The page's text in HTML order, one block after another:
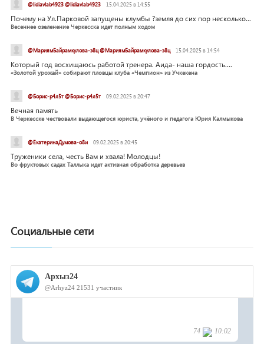
@lidiavlab4923 @lidiavlab4923 15.04.2025 в 14:55
Почему на Ул.Парковой запущены клумбы ?земля до сих пор несколько...
Весеннее озеленение Черкесска идет полным ходом
@МариямБайрамкулова-э8ц @МариямБайрамкулова-э8ц 15.04.2025 в 14:54
Который год восхищаюсь работой тренера. Аида- наша гордость....
«Золотой урожай» собирают пловцы клуба «Чемпион» из Учкекена
@Борис-р4л5т @Борис-р4л5т 09.02.2025 в 20:47
Вечная память
В Черкесске чествовали выдающегося юриста, учёного и педагога Юрия Калмыкова
@ЕкатеринаДумова-о8и 09.02.2025 в 20:45
Труженики села, честь Вам и хвала! Молодцы!
Во фруктовых садах Таллыка идет активная обработка деревьев
Социальные сети